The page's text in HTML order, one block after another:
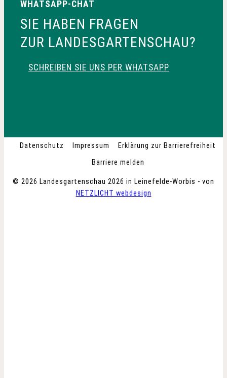
WHATSAPP-CHAT
SIE HABEN FRAGEN
ZUR LANDESGARTENSCHAU?
SCHREIBEN SIE UNS PER WHATSAPP
© 2026 Landesgartenschau 2026 in Leinefelde-Worbis - von
NETZLICHT webdesign
Datenschutz Impressum
Erklärung zur Barrierefreiheit
Barriere melden